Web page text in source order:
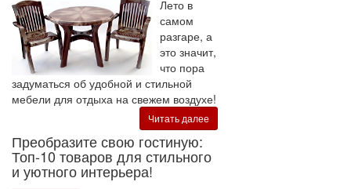
Лето в
самом
разгаре, а
это значит,
что пора
задуматься об удобной и стильной
мебели для отдыха на свежем воздухе!
Читать далее
Преобразите свою гостиную:
Топ-10 товаров для стильного
и уютного интерьера!